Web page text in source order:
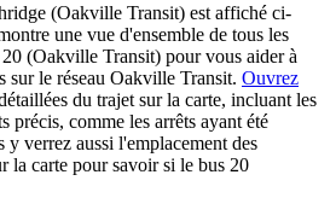
(Oakville Transit) est affiché ci-
une vue d'ensemble de tous les
20 (Oakville Transit) pour vous aider à
sur le réseau Oakville Transit. Ouvrez
du trajet sur la carte, incluant les
précis, comme les arrêts ayant été
y verrez aussi l'emplacement des
la carte pour savoir si le bus 20